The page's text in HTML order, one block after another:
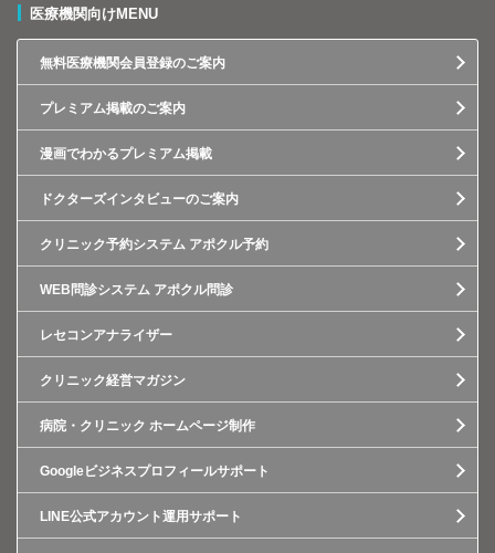
医療機関向けMENU
無料医療機関会員登録のご案内
プレミアム掲載のご案内
漫画でわかるプレミアム掲載
ドクターズインタビューのご案内
クリニック予約システム アポクル予約
WEB問診システム アポクル問診
レセコンアナライザー
クリニック経営マガジン
病院・クリニック ホームページ制作
Googleビジネスプロフィールサポート
LINE公式アカウント運用サポート